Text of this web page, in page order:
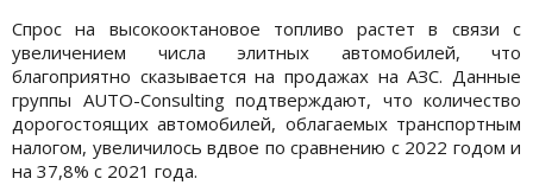
Спрос на высокооктановое топливо растет в связи с
увеличением числа элитных автомобилей, что
благоприятно сказывается на продажах на АЗС. Данные
группы AUTO-Consulting подтверждают, что количество
дорогостоящих автомобилей, облагаемых транспортным
налогом, увеличилось вдвое по сравнению с 2022 годом и
на 37,8% с 2021 года.